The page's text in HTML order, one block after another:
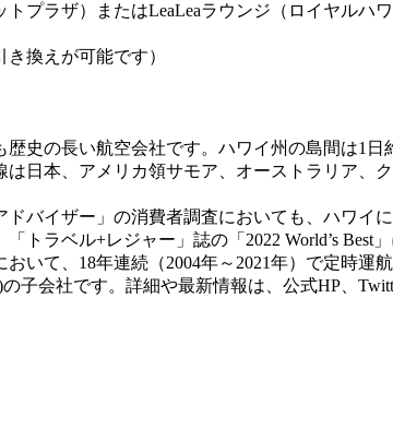
プラザ）またはLeaLeaラウンジ（ロイヤル
換えが可能です）
史の長い航空会社です。ハワイ州の島間は1
日本、アメリカ領サモア、オーストラリア、
バイザー」の消費者調査においても、ハワイ
ラベル+レジャー」誌の「2022 World’s Best
いて、18年連続（2004年～2021年）で定時運航
会社です。詳細や最新情報は、公式HP、